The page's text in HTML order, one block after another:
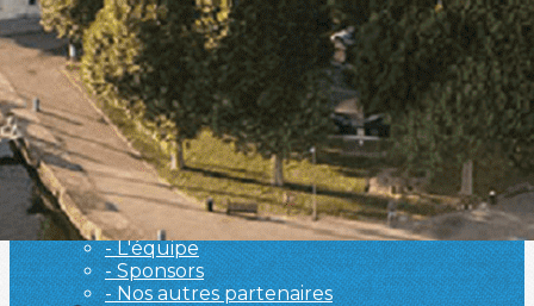
Ajoutez un logo, un bouton, des réseaux sociaux
Cliquez pour éditer
L'association▴▾
- L'association
- Brochure
- L'équipe
- Sponsors
- Nos autres partenaires